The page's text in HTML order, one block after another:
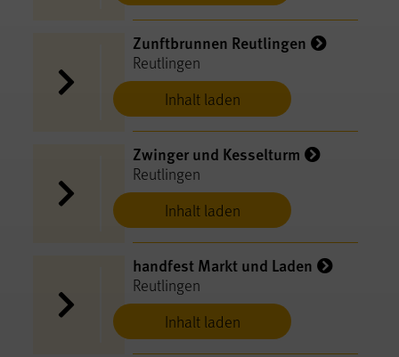
Inhalt laden
Zunftbrunnen Reutlingen
Reutlingen
Inhalt laden
Zwinger und Kesselturm
Reutlingen
Inhalt laden
handfest Markt und Laden
Reutlingen